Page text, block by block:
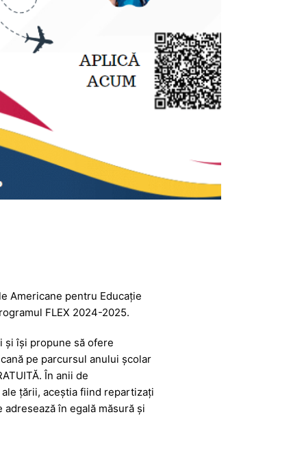
Americane pentru Educație
FLEX 2024-2025.
și își propune să ofere
pe parcursul anului școlar
În anii de
țării, aceștia fiind repartizați
în egală măsură și